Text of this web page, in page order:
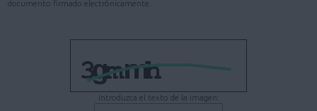
documento firmado electrónicamente.
Introduzca el texto de la imagen: